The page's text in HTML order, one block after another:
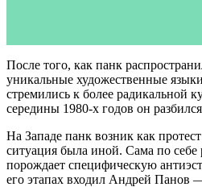
После того, как панк
уникальные художественные
стремились к более радикальной
середины 1980-х годов он
На Западе панк возник как
ситуация была иной. Сама по себе
порождает специфическую
его этапах входил Андрей Панов